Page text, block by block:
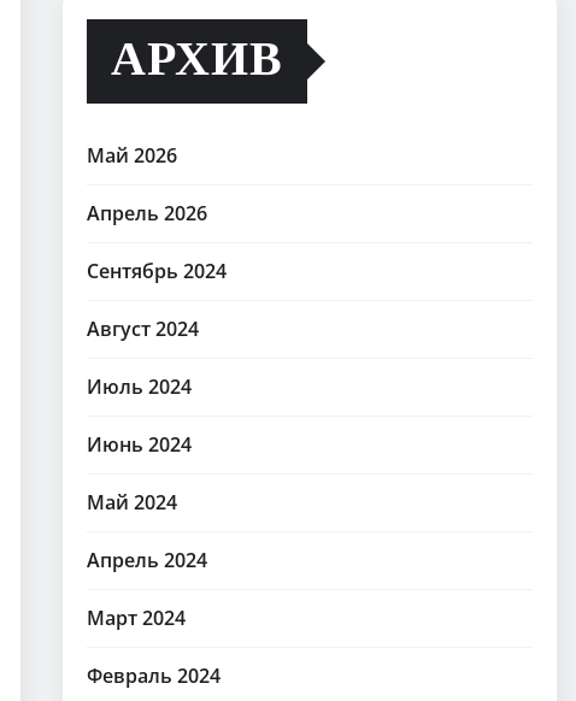
АРХИВ
Май 2026
Апрель 2026
Сентябрь 2024
Август 2024
Июль 2024
Июнь 2024
Май 2024
Апрель 2024
Март 2024
Февраль 2024